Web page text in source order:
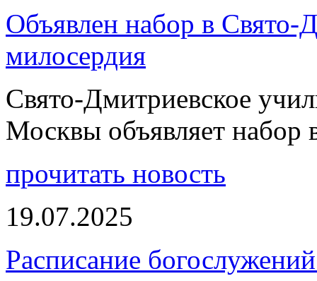
Объявлен набор в Свято-
милосердия
Свято-Дмитриевское
Москвы объявляет набор
прочитать новость
19.07.2025
Расписание